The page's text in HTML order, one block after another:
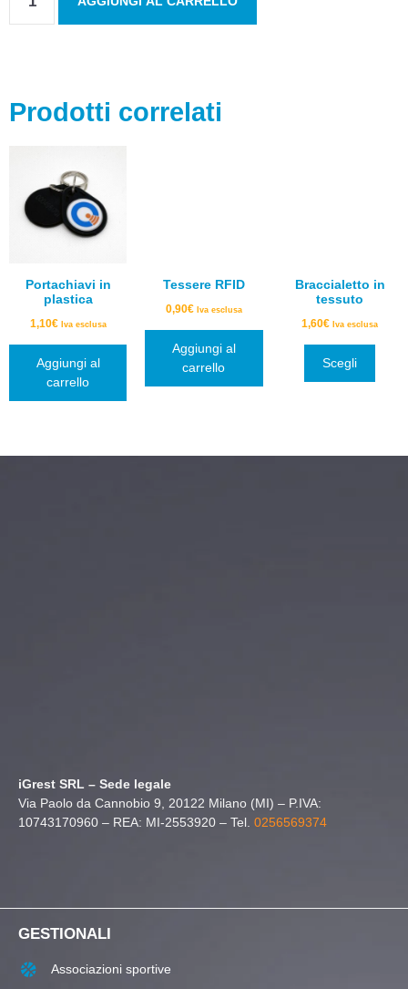
Prodotti correlati
Portachiavi in
plastica
1,10€ Iva esclusa
Aggiungi al
carrello
Tessere RFID
0,90€ Iva esclusa
Aggiungi al
carrello
Braccialetto in
tessuto
1,60€ Iva esclusa
Scegli
iGrest SRL – Sede legale
Via Paolo da Cannobio 9, 20122 Milano (MI) – P.IVA:
10743170960 – REA: MI-2553920 – Tel. 0256569374
GESTIONALI
Associazioni sportive